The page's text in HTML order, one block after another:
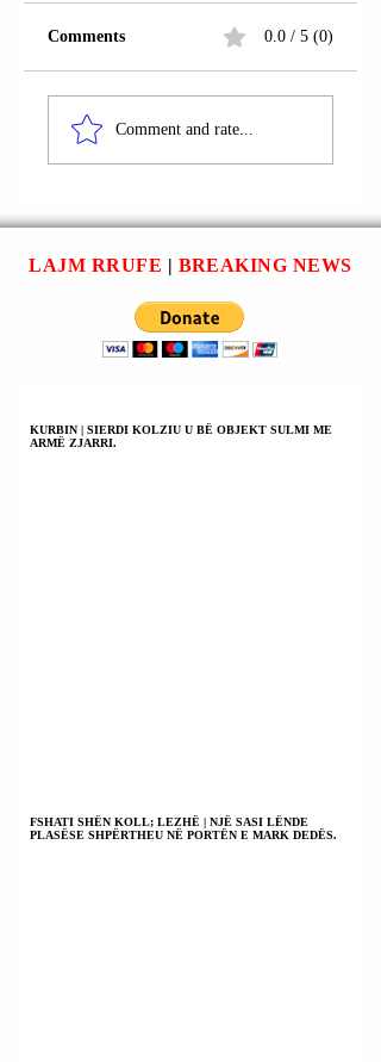
GJILAN | BURIM
KASTRATI U
VJEDHJE.
Comments 0.0 / 5 (0)
Comment and rate...
LAJM RRUFE | BREAKING NEWS
KURBIN | SIERDI KOLZIU U BË OBJEKT SULMI ME
ARMË ZJARRI.
FSHATI SHËN KOLL; LEZHË | NJË SASI LËNDE
PLASËSE SHPËRTHEU NË PORTËN E MARK DEDËS.